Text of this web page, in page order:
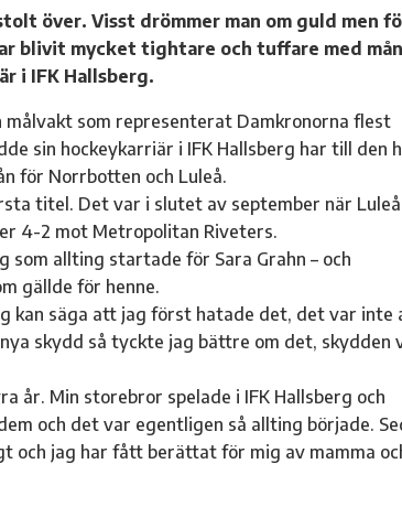
över. Visst drömmer man om guld men
blivit mycket tightare och tuffare med
i IFK Hallsberg.
målvakt som representerat Damkronorna flest
sin hockeykarriär i IFK Hallsberg har till den
för Norrbotten och Luleå.
titel. Det var i slutet av september när
4-2 mot Metropolitan Riveters.
som allting startade för Sara Grahn – och
gällde för henne.
kan säga att jag först hatade det, det var inte
skydd så tyckte jag bättre om det, skydden
år. Min storebror spelade i IFK Hallsberg och
och det var egentligen så allting började.
och jag har fått berättat för mig av mamma